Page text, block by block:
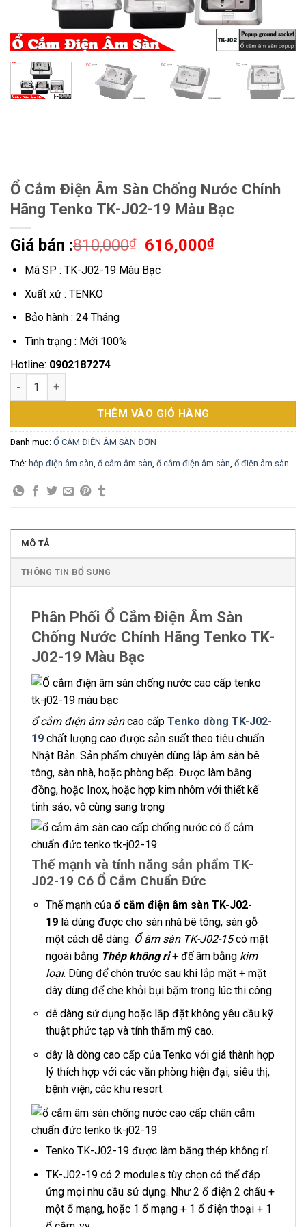
Ổ Cắm Điện Âm Sàn Chống Nước Chính
Hãng Tenko TK-J02-19 Màu Bạc
Giá bán :810,000₫
Giá
gốc
là:
616,000₫Giá
Mã SP : TK-J02-19 Màu Bạc
Xuất xứ : TENKO
Bảo hành : 24 Tháng
Tình trạng : Mới 100%
Hotline: 0902187274
Ổ Cắm Điện Âm Sàn Chống Nước Chính Hãng Tenko TK-J02-
THÊM VÀO GIỎ HÀNG
Danh mục: Ổ CẮM ĐIỆN ÂM SÀN ĐƠN
Thẻ: hộp điện âm sàn ổ cắm âm sàn ổ cắm điện âm sàn ổ điện âm sàn
MÔ TẢ
THÔNG TIN BỔ SUNG
Phân Phối Ổ Cắm Điện Âm Sàn
Chống Nước Chính Hãng Tenko TK-
J02-19 Màu Bạc
ổ cắm điện âm sàncao cấp Tenko dòng TK-J02-
19 chất lượng cao được sản suất theo tiêu chuẩn
Nhật Bản. Sản phẩm chuyên dùng lắp âm sàn bê
tông, sàn nhà, hoặc phòng bếp. Được làm bằng
đồng, hoặc Inox, hoặc hợp kim nhôm với thiết kế
tinh sảo, vô cùng sang trọng
Thế mạnh và tính năng sản phẩm TK-
J02-19 Có Ổ Cắm Chuẩn Đức
Thế mạnh của ổ cắm điện âm sàn TK-J02-
19là dùng được cho sàn nhà bê tông, sàn gỗ
một cách dễ dàng. Ổ âm sàn TK-J02-15có mặt
ngoài bằng Thép không rỉ+ đế âm bằng kim
loại. Dùng để chôn trước sau khi lắp mặt + mặt
dây dùng để che khỏi bụi bặm trong lúc thi công.
dễ dàng sử dụng hoặc lắp đặt không yêu cầu kỹ
thuật phức tạp và tính thẩm mỹ cao.
dây là dòng cao cấp của Tenko với giá thành hợp
lý thích hợp với các văn phòng hiện đại, siêu thị,
bệnh viện, các khu resort.
Tenko TK-J02-19 được làm bằng thép không rỉ.
TK-J02-19 có 2 modules tùy chọn có thể đáp
ứng mọi nhu cầu sử dụng. Như 2 ổ điện 2 chấu +
một ổ mạng, hoặc 1 ổ mạng + 1 ổ điện thoại + 1